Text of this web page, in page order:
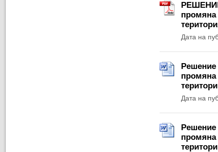
промяна
Дата на
Решение
промяна
Дата на
Решение
промяна